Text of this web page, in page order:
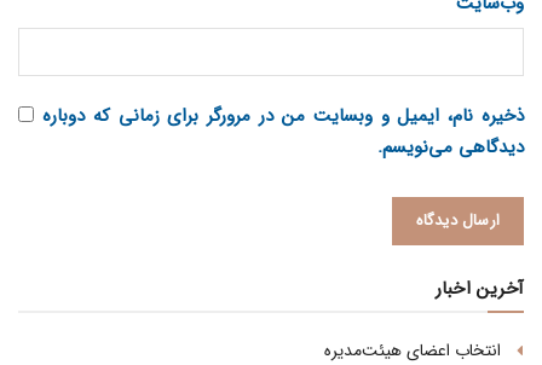
ذخیره نام، ایمیل و وبسایت من در مرورگر برای زمانی که دوباره
دیدگاهی می‌نویسم.
آخرین اخبار
انتخاب اعضای هیئت‌مدیره